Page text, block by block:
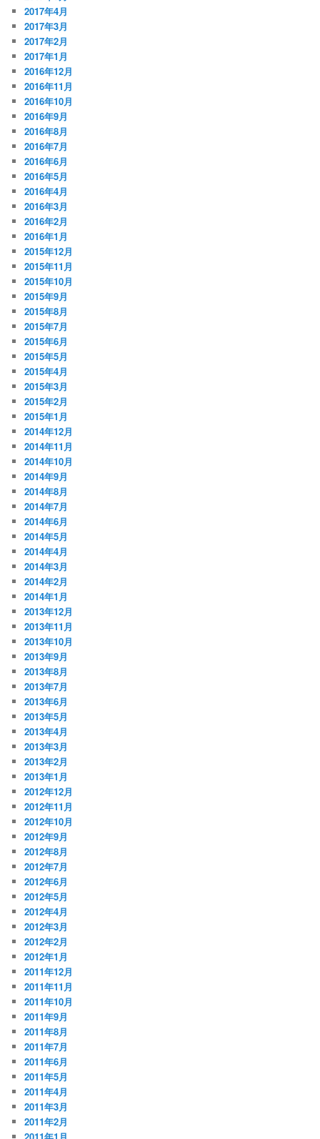
2017年4月
2017年3月
2017年2月
2017年1月
2016年12月
2016年11月
2016年10月
2016年9月
2016年8月
2016年7月
2016年6月
2016年5月
2016年4月
2016年3月
2016年2月
2016年1月
2015年12月
2015年11月
2015年10月
2015年9月
2015年8月
2015年7月
2015年6月
2015年5月
2015年4月
2015年3月
2015年2月
2015年1月
2014年12月
2014年11月
2014年10月
2014年9月
2014年8月
2014年7月
2014年6月
2014年5月
2014年4月
2014年3月
2014年2月
2014年1月
2013年12月
2013年11月
2013年10月
2013年9月
2013年8月
2013年7月
2013年6月
2013年5月
2013年4月
2013年3月
2013年2月
2013年1月
2012年12月
2012年11月
2012年10月
2012年9月
2012年8月
2012年7月
2012年6月
2012年5月
2012年4月
2012年3月
2012年2月
2012年1月
2011年12月
2011年11月
2011年10月
2011年9月
2011年8月
2011年7月
2011年6月
2011年5月
2011年4月
2011年3月
2011年2月